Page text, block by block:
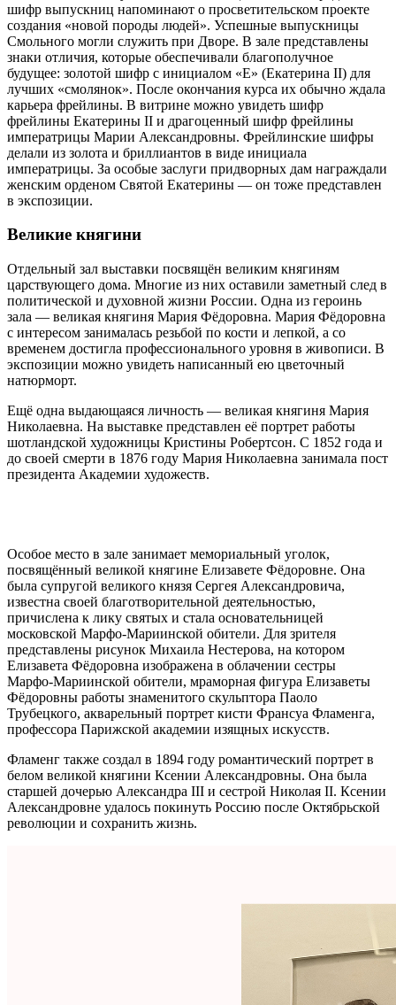
шифр выпускниц напоминают о просветительском проекте
создания «новой породы людей». Успешные выпускницы
Смольного могли служить при Дворе. В зале представлены
знаки отличия, которые обеспечивали благополучное
будущее: золотой шифр с инициалом «Е» (Екатерина II) для
лучших «смолянок». После окончания курса их обычно ждала
карьера фрейлины. В витрине можно увидеть шифр
фрейлины Екатерины II и драгоценный шифр фрейлины
императрицы Марии Александровны. Фрейлинские шифры
делали из золота и бриллиантов в виде инициала
императрицы. За особые заслуги придворных дам награждали
женским орденом Святой Екатерины — он тоже представлен
в экспозиции.
Великие княгини
Отдельный зал выставки посвящён великим княгиням
царствующего дома. Многие из них оставили заметный след в
политической и духовной жизни России. Одна из героинь
зала — великая княгиня Мария Фёдоровна. Мария Фёдоровна
с интересом занималась резьбой по кости и лепкой, а со
временем достигла профессионального уровня в живописи. В
экспозиции можно увидеть написанный ею цветочный
натюрморт.
Ещё одна выдающаяся личность — великая княгиня Мария
Николаевна. На выставке представлен её портрет работы
шотландской художницы Кристины Робертсон. С 1852 года и
до своей смерти в 1876 году Мария Николаевна занимала пост
президента Академии художеств.
Особое место в зале занимает мемориальный уголок,
посвящённый великой княгине Елизавете Фёдоровне. Она
была супругой великого князя Сергея Александровича,
известна своей благотворительной деятельностью,
причислена к лику святых и стала основательницей
московской Марфо‑Мариинской обители. Для зрителя
представлены рисунок Михаила Нестерова, на котором
Елизавета Фёдоровна изображена в облачении сестры
Марфо‑Мариинской обители, мраморная фигура Елизаветы
Фёдоровны работы знаменитого скульптора Паоло
Трубецкого, акварельный портрет кисти Франсуа Фламенга,
профессора Парижской академии изящных искусств.
Фламенг также создал в 1894 году романтический портрет в
белом великой княгини Ксении Александровны. Она была
старшей дочерью Александра III и сестрой Николая II. Ксении
Александровне удалось покинуть Россию после Октябрьской
революции и сохранить жизнь.